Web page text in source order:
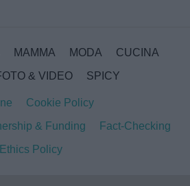
MAMMA MODA
CUCINA
& VIDEO SPICY
Cookie Policy
& Funding
Fact-Checking
Ethics Policy